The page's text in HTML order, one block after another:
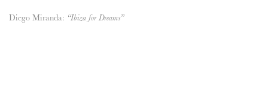
Diego Miranda: “Ibiza for Dreams”